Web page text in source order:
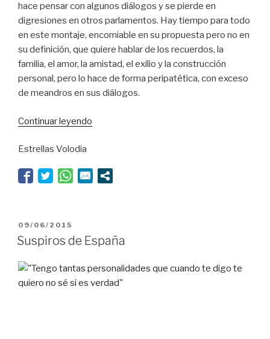
hace pensar con algunos diálogos y se pierde en
digresiones en otros parlamentos. Hay tiempo para todo
en este montaje, encomiable en su propuesta pero no en
su definición, que quiere hablar de los recuerdos, la
familia, el amor, la amistad, el exilio y la construcción
personal, pero lo hace de forma peripatética, con exceso
de meandros en sus diálogos.
Continuar leyendo
vitamina
Estrellas Volodia
PUBLICADO
EL
09/06/2015
Suspiros de España